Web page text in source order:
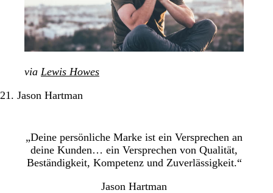
via Lewis Howes
21. Jason Hartman
„Deine persönliche Marke ist ein Versprechen an
deine Kunden… ein Versprechen von Qualität,
Beständigkeit, Kompetenz und Zuverlässigkeit.“
Jason Hartman